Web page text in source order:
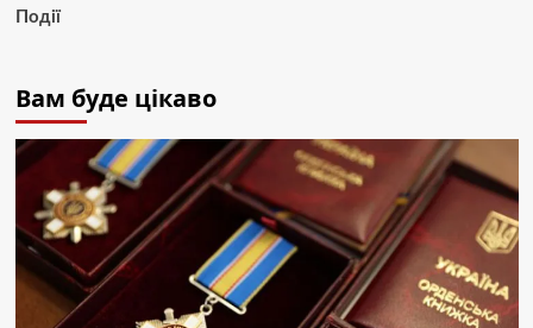
Події
Вам буде цікаво